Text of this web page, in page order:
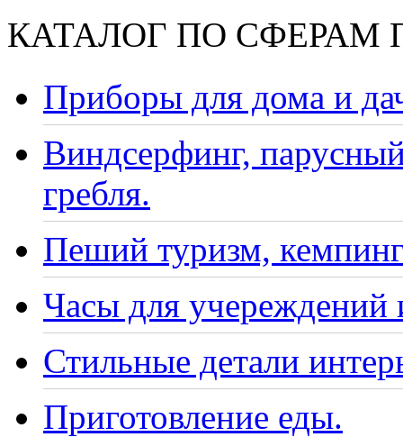
КАТАЛОГ ПО СФЕРАМ
Приборы для дома и
Виндсерфинг,
гребля.
Пеший туризм,
Часы для учереждений
Стильные детали
Приготовление еды.